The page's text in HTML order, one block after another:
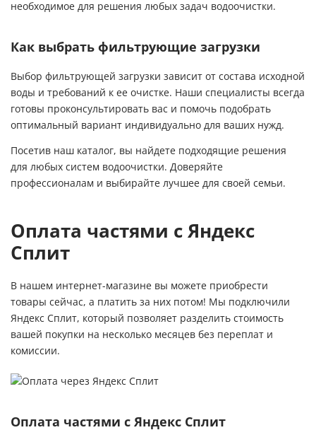
необходимое для решения любых задач водоочистки.
Как выбрать фильтрующие загрузки
Выбор фильтрующей загрузки зависит от состава исходной
воды и требований к ее очистке. Наши специалисты всегда
готовы проконсультировать вас и помочь подобрать
оптимальный вариант индивидуально для ваших нужд.
Посетив наш каталог, вы найдете подходящие решения
для любых систем водоочистки. Доверяйте
профессионалам и выбирайте лучшее для своей семьи.
Оплата частями с Яндекс
Сплит
В нашем интернет-магазине вы можете приобрести
товары сейчас, а платить за них потом! Мы подключили
Яндекс Сплит, который позволяет разделить стоимость
вашей покупки на несколько месяцев без переплат и
комиссии.
Оплата частями с Яндекс Сплит